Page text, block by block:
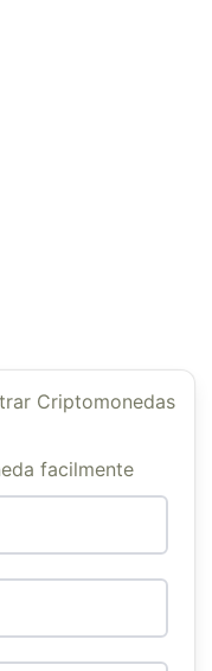
Criptomonedas
facilmente